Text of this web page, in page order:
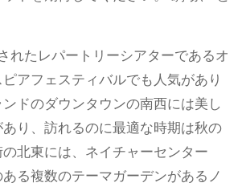
れたレパートリーシアターであるオ
アフェスティバルでも人気があり
ドのダウンタウンの南西には美し
り、訪れるのに最適な時期は秋の
北東には、ネイチャーセンター
る複数のテーマガーデンがあるノ